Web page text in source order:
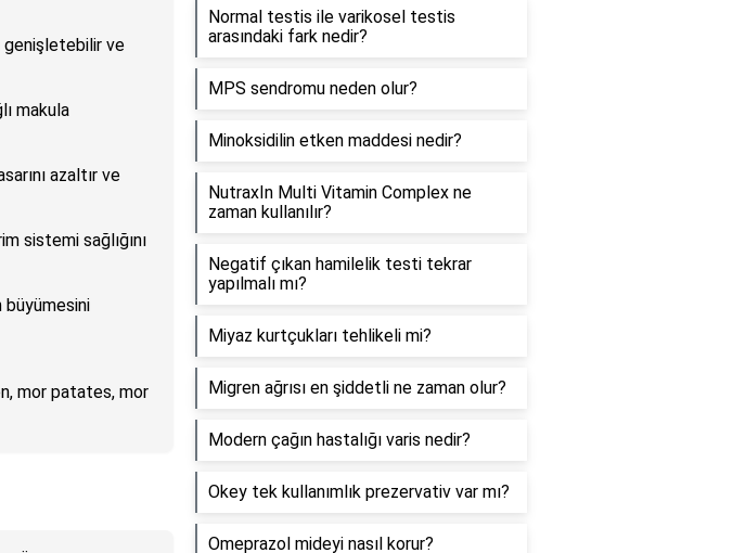
genişletebilir ve
makula
azaltır ve
sistemi sağlığını
büyümesini
mor patates, mor
Normal testis ile varikosel testis
arasındaki fark nedir?
MPS sendromu neden olur?
Minoksidilin etken maddesi nedir?
NutraxIn Multi Vitamin Complex ne
zaman kullanılır?
Negatif çıkan hamilelik testi tekrar
yapılmalı mı?
Miyaz kurtçukları tehlikeli mi?
Migren ağrısı en şiddetli ne zaman olur?
Modern çağın hastalığı varis nedir?
Okey tek kullanımlık prezervativ var mı?
Omeprazol mideyi nasıl korur?